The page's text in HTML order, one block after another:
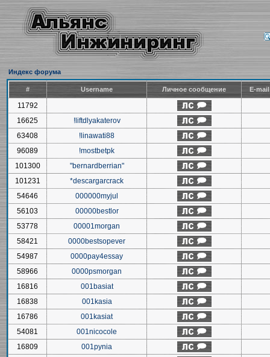
Индекс форума
# Username Личное сообщение E-
11792
16625
!liftdlyakaterov
63408
!linawati88
96089
!mostbetpk
101300
"bernardberrian"
101231
*descargarcrack
54646
000000myjul
56103
00000bestlor
53778
00001morgan
58421
0000bestsopever
54987
0000pay4essay
58966
0000psmorgan
16816
001basiat
16838
001kasia
16786
001kasiat
54081
001nicocole
16809
001pynia